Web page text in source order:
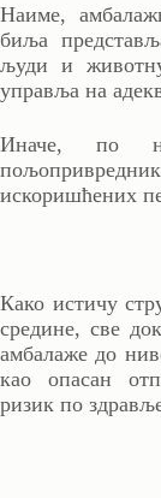
Наиме,
биља
људи и
управља на
Иначе, по
искоришћених
Како истичу
средине, све
амбалаже до
као опасан
ризик по